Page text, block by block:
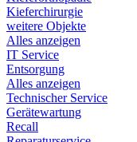
Kieferchirurgie
weitere Objekte
Alles anzeigen
IT Service
Entsorgung
Alles anzeigen
Technischer Service
Gerätewartung
Recall